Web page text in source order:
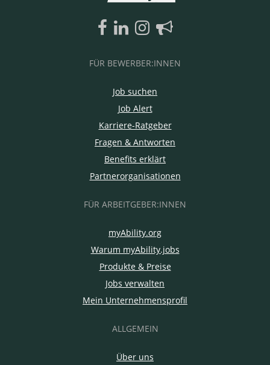
FÜR BEWERBER:INNEN
Job suchen
Job Alert
Karriere-Ratgeber
Fragen & Antworten
Benefits erklärt
Partnerorganisationen
FÜR ARBEITGEBER:INNEN
myAbility.org
Warum myAbility.jobs
Produkte & Preise
Jobs verwalten
Mein Unternehmensprofil
ALLGEMEIN
Über uns